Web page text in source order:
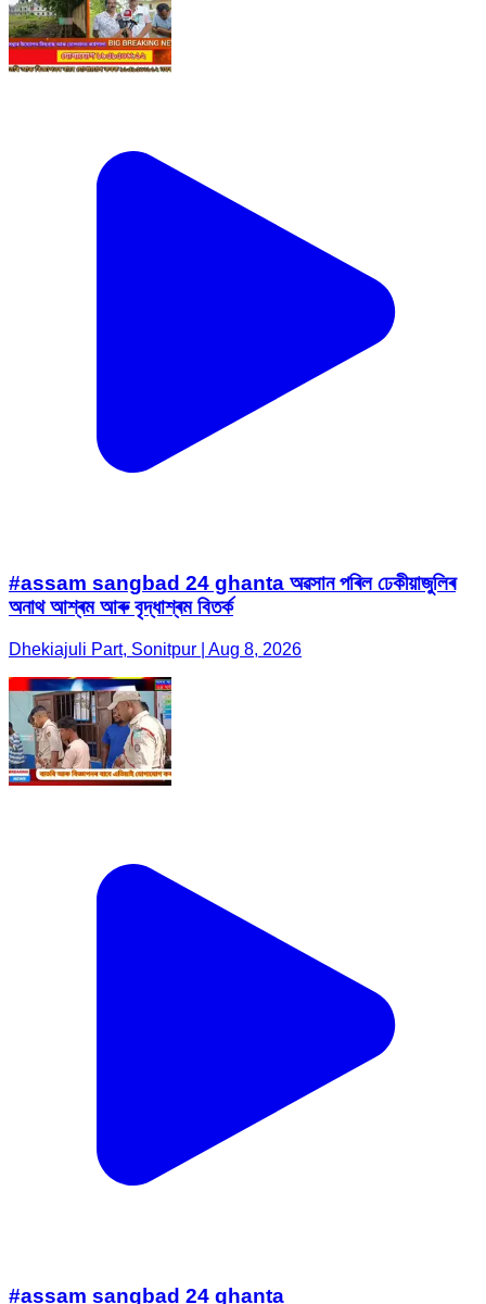
#assam sangbad 24 ghanta অৱসান পৰিল ঢেকীয়াজুলিৰ
অনাথ আশ্ৰম আৰু বৃদ্ধাশ্ৰম বিতৰ্ক
Dhekiajuli Part, Sonitpur | Aug 8, 2026
#assam sangbad 24 ghanta